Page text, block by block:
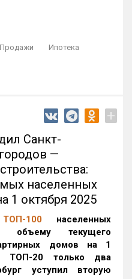
Продажи
Ипотека
+
Санкт-
—
населенных
1 октября 2025
ТОП-100 населенных
объему текущего
домов на 1
ТОП-20 только два
уступил вторую